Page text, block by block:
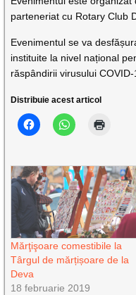
parteneriat cu Rotary Club
Evenimentul se va
instituite la nivel național
răspândirii virusului COVID-
Distribuie acest articol
Mărţişoare comestibile la
Târgul de mărțișoare de la
Deva
18 februarie 2019